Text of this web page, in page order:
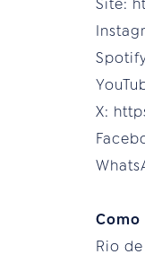
Site:
X:
Como
Rio